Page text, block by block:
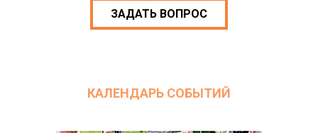
ЗАДАТЬ ВОПРОС
КАЛЕНДАРЬ СОБЫТИЙ